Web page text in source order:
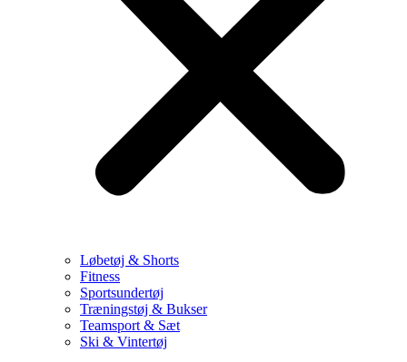
Løbetøj & Shorts
Fitness
Sportsundertøj
Træningstøj & Bukser
Teamsport & Sæt
Ski & Vintertøj